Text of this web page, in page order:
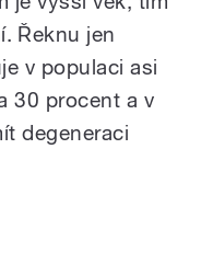
Řeknu jen
v populaci asi
30 procent a v
degeneraci